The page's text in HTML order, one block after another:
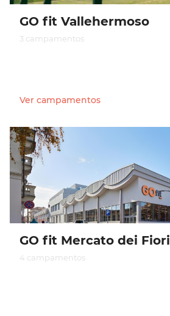
GO fit Vallehermoso
3 campamentos
Ver campamentos
GO fit Mercato dei Fiori
4 campamentos